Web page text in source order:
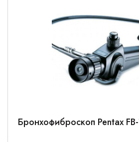
Бронхофиброскоп Pentax